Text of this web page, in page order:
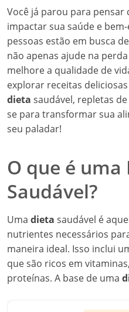
Você já parou para
impactar sua saúde e bem-
pessoas estão em busca
não apenas ajude na
melhore a qualidade de
explorar receitas
dieta saudável, repletas
se para transformar sua
seu paladar!
O que é uma
Saudável?
Uma dieta saudável é
nutrientes necessários
maneira ideal. Isso inclui
que são ricos em
proteínas. A base de uma